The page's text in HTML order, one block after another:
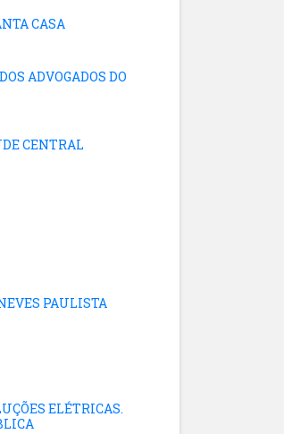
CASA
ADVOGADOS DO
CENTRAL
PAULISTA
ELÉTRICAS.